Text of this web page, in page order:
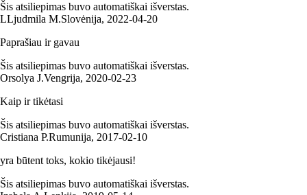
Šis atsiliepimas buvo automatiškai išverstas.
LLjudmila M.Slovėnija, 2022‑04‑20
Paprašiau ir gavau
Šis atsiliepimas buvo automatiškai išverstas.
Orsolya J.Vengrija, 2020‑02‑23
Kaip ir tikėtasi
Šis atsiliepimas buvo automatiškai išverstas.
Cristiana P.Rumunija, 2017‑02‑10
yra būtent toks, kokio tikėjausi!
Šis atsiliepimas buvo automatiškai išverstas.